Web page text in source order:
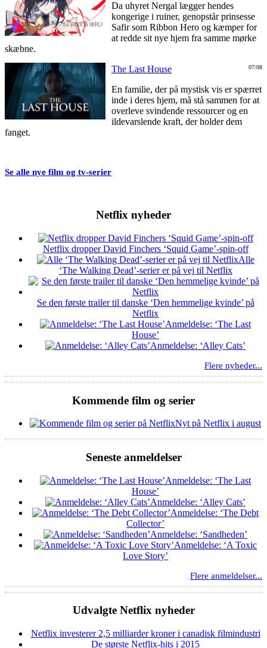
Da uhyret Nergal lægger hendes
kongerige i ruiner, genopstår prinsesse
Safir som Ribbon Hero og kæmper for
at redde sit nye hjem fra samme mørke
skæbne.
07/08
The Last House
En familie, der på mystisk vis er spærret
inde i deres hjem, må stå sammen for at
overleve svindende ressourcer og en
ildevarslende kraft, der holder dem
fanget.
Se alle nye film og tv-serier
Netflix nyheder
Netflix dropper David Finchers ‘Squid Game’-spin-off
Alle
‘The Walking Dead’-serier er på vej til Netflix
Se den første trailer til danske ‘Den hemmelige kvinde’ på
Netflix
Anmeldelse: ‘The Last
House’
Anmeldelse: ‘Alley Cats’
Flere nyheder...
Kommende film og serier
Nyt på Netflix i august
Seneste anmeldelser
Anmeldelse: ‘The Last
House’
Anmeldelse: ‘Alley Cats’
Anmeldelse: ‘The Debt
Collector’
Anmeldelse: ‘Sandheden’
Anmeldelse: ‘A Toxic
Love Story’
Flere anmeldelser...
Udvalgte Netflix nyheder
Netflix investerer 2,5 milliarder kroner i canadisk filmindustri
De største Netflix-hits i 2015